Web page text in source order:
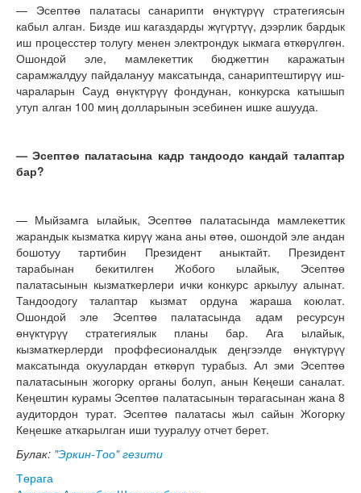
— Эсептөө палатасы санарипти өнүктүрүү стратегиясын
кабыл алган. Бизде иш кагаздарды жүгүртүү, дээрлик бардык
иш процесстер толугу менен электрондук ыкмага өткөрүлгөн.
Ошондой эле, мамлекеттик бюджеттин каражатын
сарамжалдуу пайдалануу максатында, санариптештирүү иш-
чараларын Сауд өнүктүрүү фондунан, конкурска катышып
утуп алган 100 миң долларынын эсебинен ишке ашууда.
— Эсептөө палатасына кадр тандоодо кандай талаптар
бар?
— Мыйзамга ылайык, Эсептөө палатасында мамлекеттик
жарандык кызматка кирүү жана аны өтөө, ошондой эле андан
бошотуу тартибин Президент аныктайт. Президент
тарабынан бекитилген Жобого ылайык, Эсептөө
палатасынын кызматкерлери ички конкурс аркылуу алынат.
Тандоодогу талаптар кызмат ордуна жараша коюлат.
Ошондой эле Эсептөө палатасында адам ресурсун
өнүктүрүү стратегиялык планы бар. Ага ылайык,
кызматкерлерди проффесионалдык деңгээлде өнүктүрүү
максатында окуулардан өткөрүп турабыз. Ал эми Эсептөө
палатасынын жогорку органы болуп, анын Кеңеши саналат.
Кеңештин курамы Эсептөө палатасынын төрагасынан жана 8
аудитордон турат. Эсептөө палатасы жыл сайын Жогорку
Кеңешке аткарылган иши тууралуу отчет берет.
Булак: "Эркин-Тоо" гезити
Төрага